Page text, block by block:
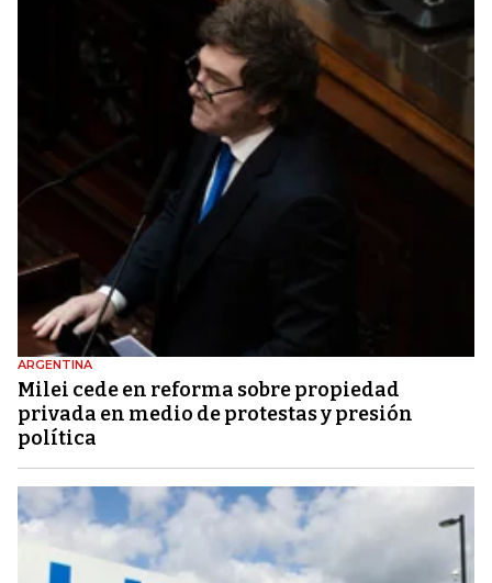
ARGENTINA
Milei cede en reforma sobre propiedad
privada en medio de protestas y presión
política